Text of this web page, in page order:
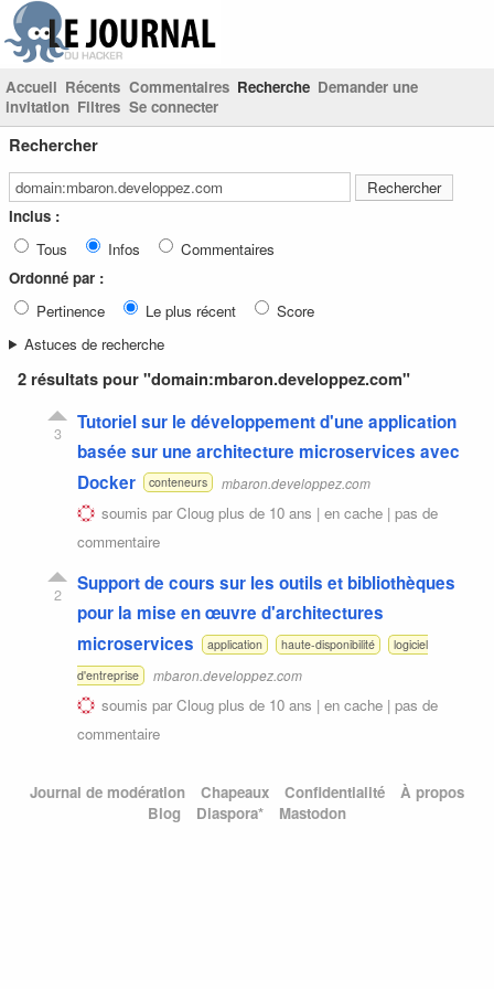
Accueil Récents Commentaires Recherche Demander une
invitation Filtres Se connecter
Rechercher
Inclus :
Tous
Infos
Commentaires
Ordonné par :
Pertinence
Le plus récent
Score
Astuces de recherche
2 résultats pour "domain:mbaron.developpez.com"
3
Tutoriel sur le développement d'une application
basée sur une architecture microservices avec
Docker
conteneurs mbaron.developpez.com
soumis parCloug plus de 10 ans | en cache | pas de
commentaire
2
Support de cours sur les outils et bibliothèques
pour la mise en œuvre d'architectures
microservices
application haute-disponibilité
logiciel
d'entreprise
mbaron.developpez.com
soumis parCloug plus de 10 ans | en cache | pas de
commentaire
Journal de modération Chapeaux Confidentialité
À propos
Blog
Diaspora* Mastodon